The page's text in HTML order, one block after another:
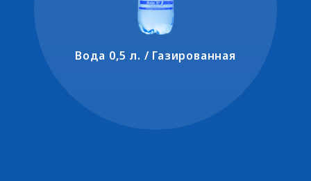
Вода 0,5 л. / Газированная